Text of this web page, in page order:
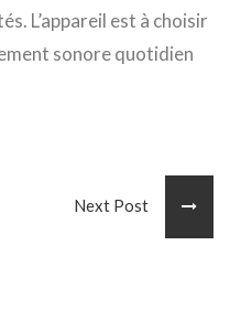
L’appareil est à choisir
sonore quotidien
Next Post